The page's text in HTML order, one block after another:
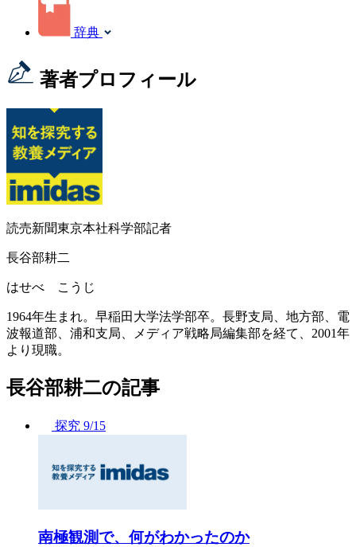
辞典
著者プロフィール
読売新聞東京本社科学部記者
長谷部耕二
はせべ こうじ
1964年生まれ。早稲田大学法学部卒。長野支局、地方部、電
波報道部、浦和支局、メディア戦略局編集部を経て、2001年
より現職。
長谷部耕二の記事
探究 9/15
南極観測で、何がわかったのか